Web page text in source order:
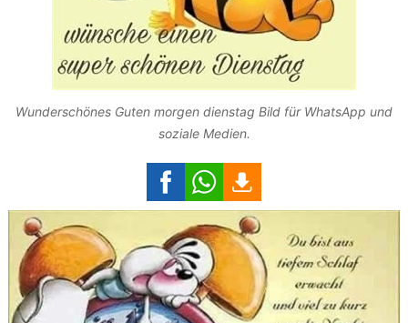
Wunderschönes Guten morgen dienstag Bild für WhatsApp und
soziale Medien.